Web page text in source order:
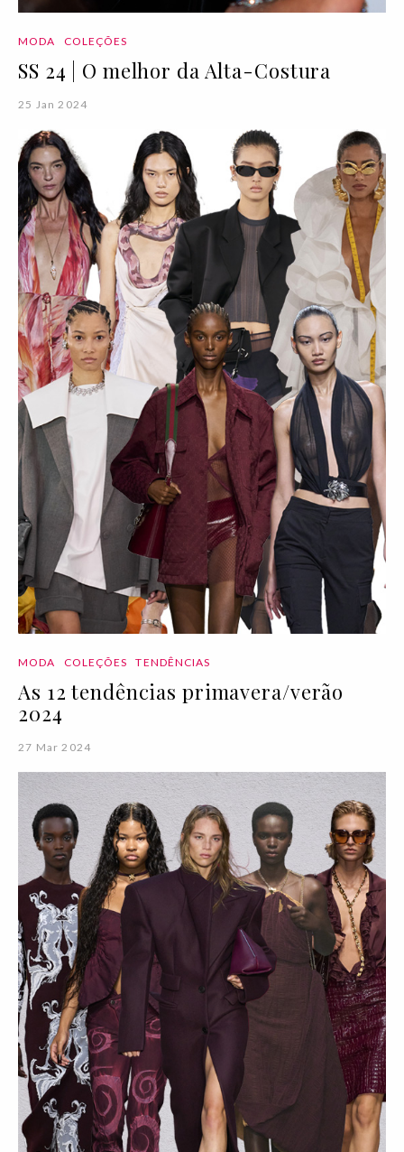
MODA COLEÇÕES
SS 24 | O melhor da Alta-Costura
25 Jan 2024
MODA COLEÇÕES TENDÊNCIAS
As 12 tendências primavera/verão
2024
27 Mar 2024